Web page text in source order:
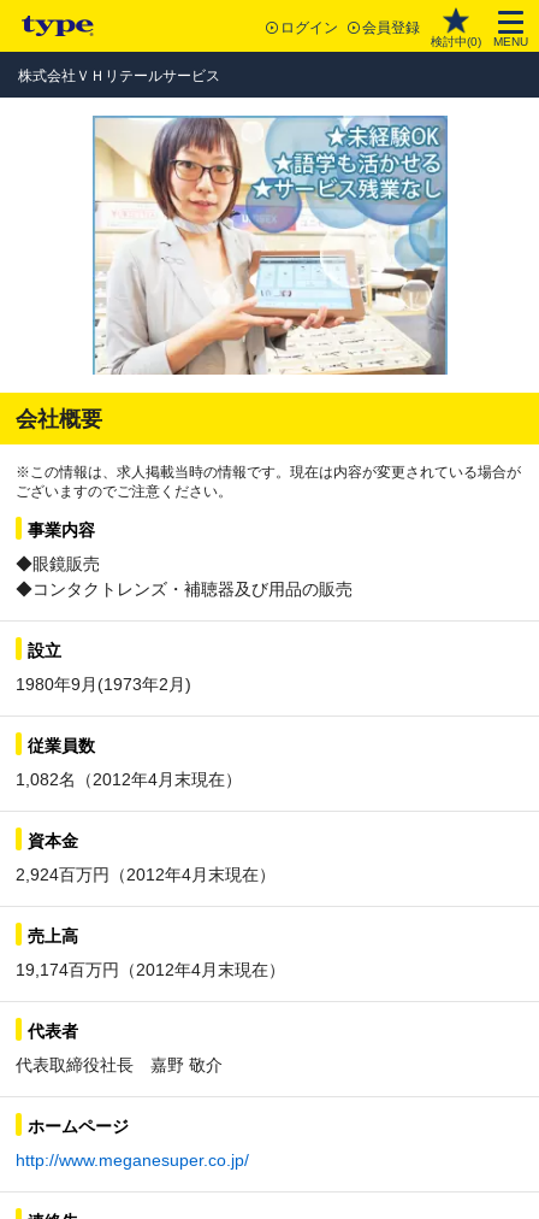
ログイン 会員登録
検討中(0) MENU
株式会社ＶＨリテールサービス
会社概要
※この情報は、求人掲載当時の情報です。現在は内容が変更されている場合が
ございますのでご注意ください。
事業内容
◆眼鏡販売
◆コンタクトレンズ・補聴器及び用品の販売
設立
1980年9月(1973年2月)
従業員数
1,082名（2012年4月末現在）
資本金
2,924百万円（2012年4月末現在）
売上高
19,174百万円（2012年4月末現在）
代表者
代表取締役社長 嘉野 敬介
ホームページ
http://www.meganesuper.co.jp/